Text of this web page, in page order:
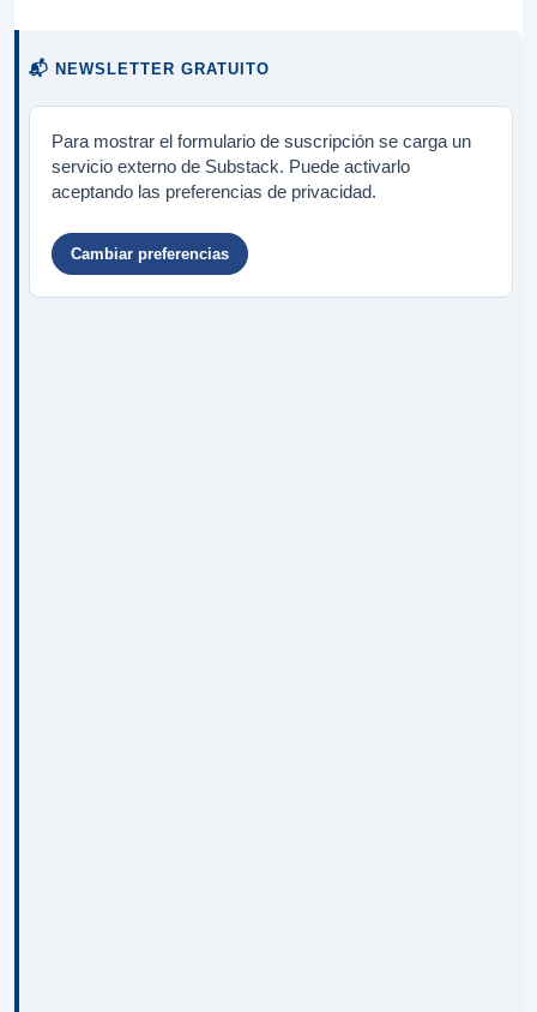
📬 NEWSLETTER GRATUITO
Para mostrar el formulario de suscripción se carga un
servicio externo de Substack. Puede activarlo
aceptando las preferencias de privacidad.
Cambiar preferencias